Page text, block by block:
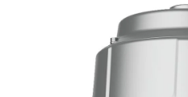
Ativar tradutor em libras